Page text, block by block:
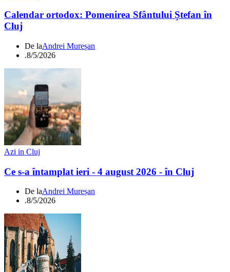
Calendar ortodox: Pomenirea Sfântului Ștefan în
Cluj
De laAndrei Mureșan
.8/5/2026
Azi in Cluj
Ce s-a întamplat ieri - 4 august 2026 - în Cluj
De laAndrei Mureșan
.8/5/2026